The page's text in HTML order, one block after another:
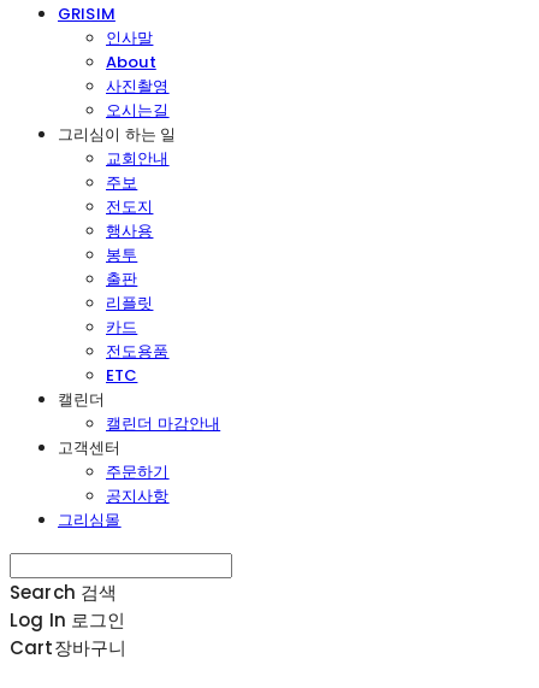
GRISIM
인사말
About
사진촬영
오시는길
그리심이 하는 일
교회안내
주보
전도지
행사용
봉투
출판
리플릿
카드
전도용품
ETC
캘린더
캘린더 마감안내
고객센터
주문하기
공지사항
그리심몰
Search 검색
Log In 로그인
Cart장바구니